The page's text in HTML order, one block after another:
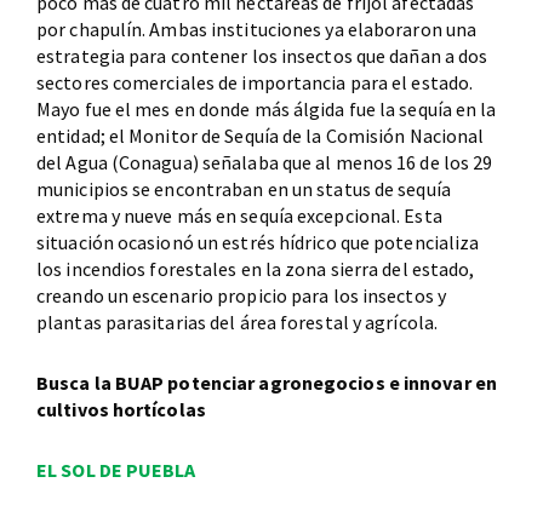
por chapulín. Ambas instituciones ya elaboraron una
estrategia para contener los insectos que dañan a dos
sectores comerciales de importancia para el estado.
Mayo fue el mes en donde más álgida fue la sequía en la
entidad; el Monitor de Sequía de la Comisión Nacional
del Agua (Conagua) señalaba que al menos 16 de los 29
municipios se encontraban en un status de sequía
extrema y nueve más en sequía excepcional. Esta
situación ocasionó un estrés hídrico que potencializa
los incendios forestales en la zona sierra del estado,
creando un escenario propicio para los insectos y
plantas parasitarias del área forestal y agrícola.
Busca la BUAP potenciar agronegocios e innovar en
cultivos hortícolas
EL SOL DE PUEBLA